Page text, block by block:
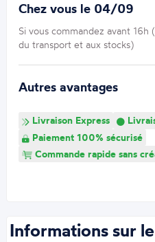
Chez vous le 04/09
Si vous commandez avant 16h
du transport et aux stocks)
Autres avantages
Livraison Express
Paiement 100% sécurisé
Commande rapide sans
Informations sur